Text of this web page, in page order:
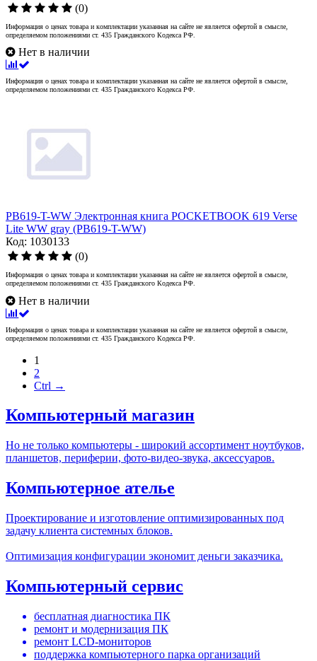
(0)
Информация о ценах товара и комплектации указанная на сайте не является офертой в смысле,
определяемом положениями ст. 435 Гражданского Кодекса РФ.
Нет в наличии
Информация о ценах товара и комплектации указанная на сайте не является офертой в смысле,
определяемом положениями ст. 435 Гражданского Кодекса РФ.
PB619-T-WW Электронная книга POCKETBOOK 619 Verse
Lite WW gray (PB619-T-WW)
Код: 1030133
(0)
Информация о ценах товара и комплектации указанная на сайте не является офертой в смысле,
определяемом положениями ст. 435 Гражданского Кодекса РФ.
Нет в наличии
Информация о ценах товара и комплектации указанная на сайте не является офертой в смысле,
определяемом положениями ст. 435 Гражданского Кодекса РФ.
1
2
Ctrl →
Компьютерный магазин
Но не только компьютеры - широкий ассортимент ноутбуков,
планшетов, периферии, фото-видео-звука, аксессуаров.
Компьютерное ателье
Проектирование и изготовление оптимизированных под
задачу клиента системных блоков.
Оптимизация конфигурации экономит деньги заказчика.
Компьютерный сервис
бесплатная диагностика ПК
ремонт и модернизация ПК
ремонт LCD-мониторов
поддержка компьютерного парка организаций